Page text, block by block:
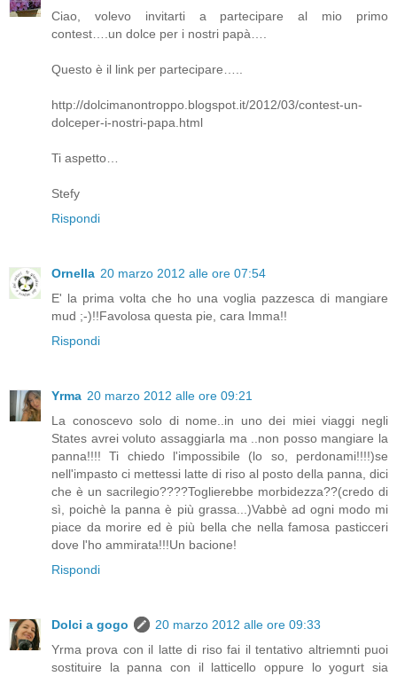
Ciao, volevo invitarti a partecipare al mio primo
contest….un dolce per i nostri papà….
Questo è il link per partecipare…..
http://dolcimanontroppo.blogspot.it/2012/03/contest-un-
dolceper-i-nostri-papa.html
Ti aspetto…
Stefy
Rispondi
Ornella 20 marzo 2012 alle ore 07:54
E' la prima volta che ho una voglia pazzesca di mangiare
mud ;-)!!Favolosa questa pie, cara Imma!!
Rispondi
Yrma 20 marzo 2012 alle ore 09:21
La conoscevo solo di nome..in uno dei miei viaggi negli
States avrei voluto assaggiarla ma ..non posso mangiare la
panna!!!! Ti chiedo l'impossibile (lo so, perdonami!!!!)se
nell'impasto ci mettessi latte di riso al posto della panna, dici
che è un sacrilegio????Toglierebbe morbidezza??(credo di
sì, poichè la panna è più grassa...)Vabbè ad ogni modo mi
piace da morire ed è più bella che nella famosa pasticceri
dove l'ho ammirata!!!Un bacione!
Rispondi
Dolci a gogo
20 marzo 2012 alle ore 09:33
Yrma prova con il latte di riso fai il tentativo altriemnti puoi
sostituire la panna con il latticello oppure lo yogurt sia